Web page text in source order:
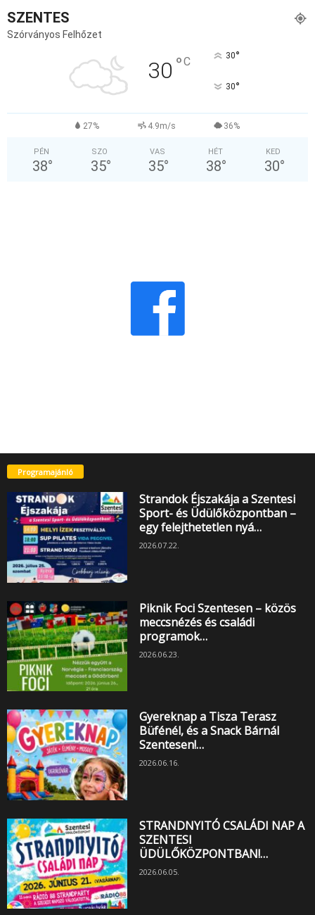
SZENTES
Szórványos Felhőzet
30 °C 30°
30°
27% 4.9m/s 36%
PÉN
38°
SZO
35°
VAS
35°
HÉT
38°
KED
30°
Programajánló
Strandok Éjszakája a Szentesi
Sport- és Üdülőközpontban –
egy felejthetetlen nyá…
2026.07.22.
Piknik Foci Szentesen – közös
meccsnézés és családi
programok…
2026.06.23.
Gyereknap a Tisza Terasz
Büfénél, és a Snack Bárnál
Szentesen!…
2026.06.16.
STRANDNYITÓ CSALÁDI NAP A
SZENTESI
ÜDÜLŐKÖZPONTBAN!…
2026.06.05.